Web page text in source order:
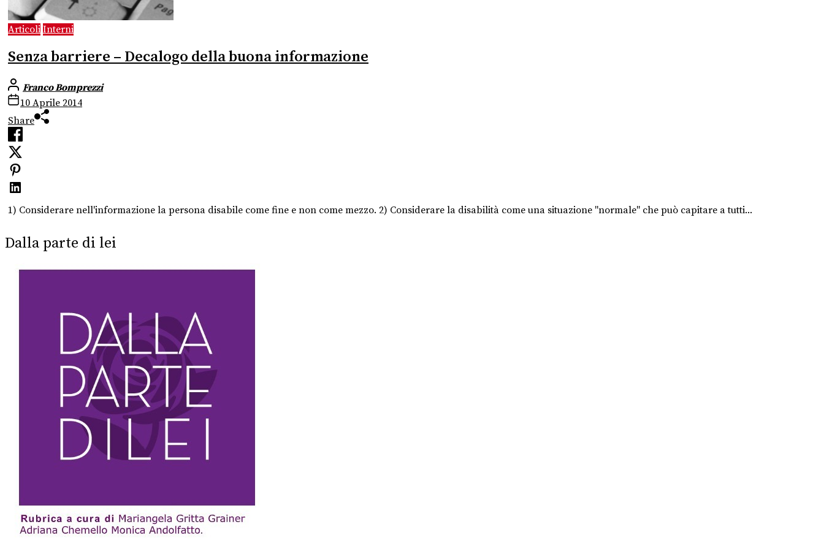
Articoli Interni
Senza barriere – Decalogo della buona informazione
Franco Bomprezzi
10 Aprile 2014
Share
1) Considerare nell'informazione la persona disabile come fine e non come mezzo. 2) Considerare la disabilità come una situazione "normale" che può capitare a tutti...
Dalla parte di lei